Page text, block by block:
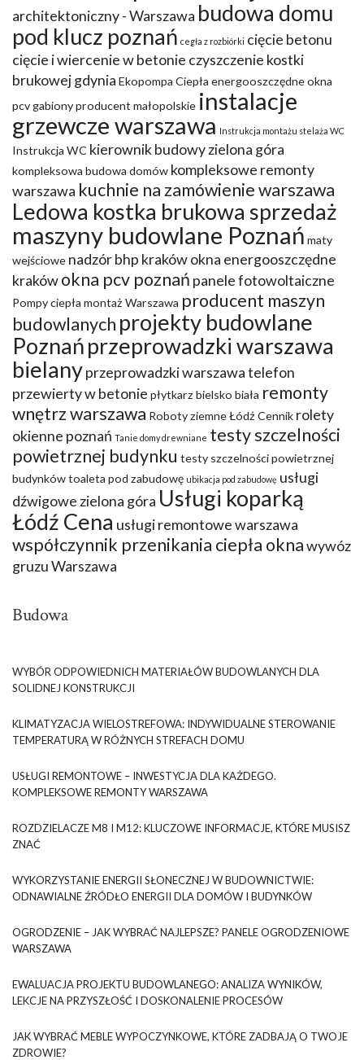
architektoniczny - Warszawa budowa domu
pod klucz poznań cegła z rozbiórki cięcie betonu
cięcie i wiercenie w betonie czyszczenie kostki
brukowej gdynia Ekopompa Ciepła energooszczędne okna
pcvgabiony producent małopolskie instalacje
grzewcze warszawa Instrukcja montażu stelaża WC
Instrukcja WC kierownik budowy zielona góra
kompleksowa budowa domów kompleksowe remonty
warszawa kuchnie na zamówienie warszawa
Ledowa kostka brukowa sprzedaż
maszyny budowlane Poznań maty
wejściowe nadzór bhp krakówokna energooszczędne
krakówokna pcv poznań panele fotowoltaiczne
Pompy ciepła montaż Warszawa producent maszyn
budowlanych projekty budowlane
Poznańprzeprowadzki warszawa
bielanyprzeprowadzki warszawa telefon
przewierty w betonie płytkarz bielsko biała remonty
wnętrz warszawa Roboty ziemne Łódź Cennik rolety
okienne poznań Tanie domy drewniane testy szczelności
powietrznej budynku testy szczelności powietrznej
budynkówtoaleta pod zabudowę ubikacja pod zabudowę usługi
dźwigowe zielona góra Usługi koparką
Łódź Cena usługi remontowe warszawa
współczynnik przenikania ciepła oknawywóz
gruzu Warszawa
Budowa
WYBÓR ODPOWIEDNICH MATERIAŁÓW BUDOWLANYCH DLA
SOLIDNEJ KONSTRUKCJI
KLIMATYZACJA WIELOSTREFOWA: INDYWIDUALNE STEROWANIE
TEMPERATURĄ W RÓŻNYCH STREFACH DOMU
USŁUGI REMONTOWE – INWESTYCJA DLA KAŻDEGO.
KOMPLEKSOWE REMONTY WARSZAWA
ROZDZIELACZE M8 I M12: KLUCZOWE INFORMACJE, KTÓRE MUSISZ
ZNAĆ
WYKORZYSTANIE ENERGII SŁONECZNEJ W BUDOWNICTWIE:
ODNAWIALNE ŹRÓDŁO ENERGII DLA DOMÓW I BUDYNKÓW
OGRODZENIE – JAK WYBRAĆ NAJLEPSZE? PANELE OGRODZENIOWE
WARSZAWA
EWALUACJA PROJEKTU BUDOWLANEGO: ANALIZA WYNIKÓW,
LEKCJE NA PRZYSZŁOŚĆ I DOSKONALENIE PROCESÓW
JAK WYBRAĆ MEBLE WYPOCZYNKOWE, KTÓRE ZADBAJĄ O TWOJE
ZDROWIE?